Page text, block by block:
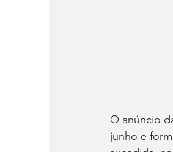
O anúncio
junho e